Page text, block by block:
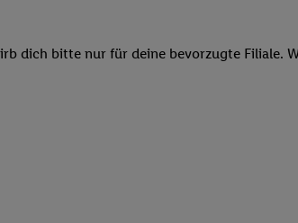
dich bitte nur für deine bevorzugte Filiale.
zu. Weitere Informationen, auch zur
mit Wirkung für die Zukunft zu widerrufen,
Verhinderung und Aufdeckung von Betrug